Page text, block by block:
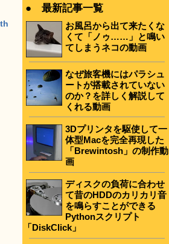
● 最新記事一覧
お風呂から出て来たくな
くて「ノゥ……」と鳴い
てしまうネコの動画
なぜ旅客機にはパラシュ
ートが搭載されていない
のか？を詳しく解説して
くれる動画
3Dプリンタを駆使して一
体型Macを完全再現した
「Brewintosh」の制作動
画
ディスクの負荷に合わせ
て昔のHDDのカリカリ音
を鳴らすことができる
Pythonスクリプト
「DiskClick」